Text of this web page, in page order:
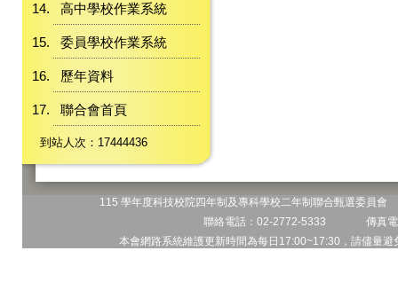
高中學校作業系統
委員學校作業系統
歷年資料
聯合會首頁
到站人次：17444436
115 學年度科技校院四年制及專科學校二年制聯合甄選委員
聯絡電話：02-2772-5333 傳真
本會網路系統維護更新時間為每日17:00~17:30，請儘量